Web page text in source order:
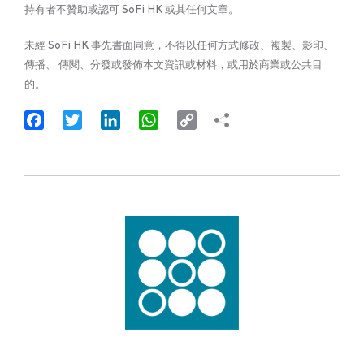
持有者不贊助或認可 SoFi HK 或其任何文章。
未經 SoFi HK 事先書面同意，不得以任何方式修改、複製、影印、
傳播、 傳閱、分發或發佈本文資訊或材料，或用於商業或公共目
的。
FacebookTwitter LinkedInWhatsApp
Copy